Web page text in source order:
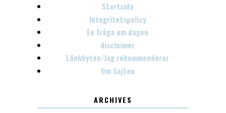
Startsida
Integritetspolicy
En fråga om dagen
disclaimer
Länkbyten/Jag rekommenderar
Om Sajten
ARCHIVES